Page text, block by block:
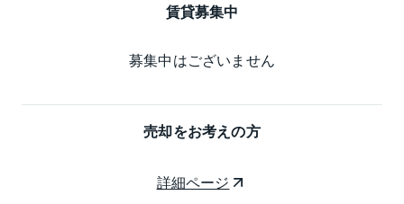
賃貸募集中
募集中はございません
売却をお考えの方
詳細ページ